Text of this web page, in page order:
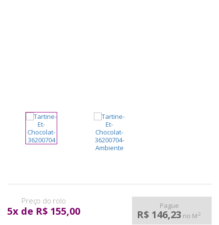
5x de R$ 155,00 Pague
R$ 146,23 no M2